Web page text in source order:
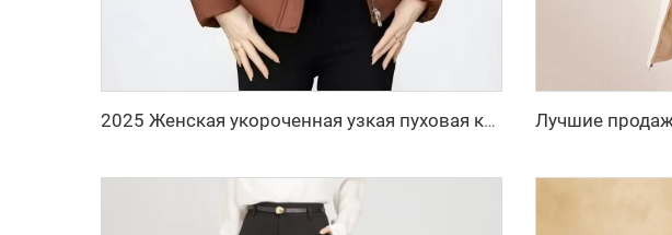
2025 Женская укороченная узкая пуховая куртка с объемными рукавами, теплая белая куртка с пуховым утеплителем, новая модная зимняя модель